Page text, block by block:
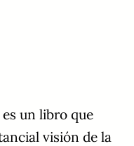
un libro que
visión de la